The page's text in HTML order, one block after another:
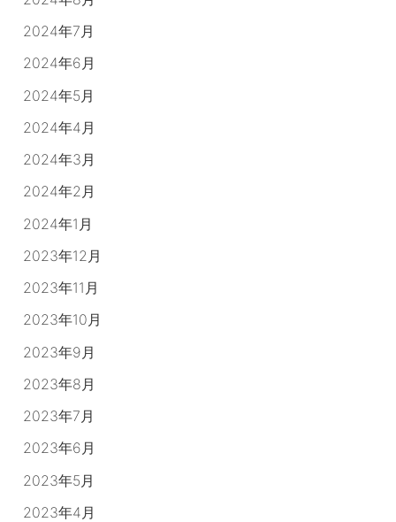
2024年7月
2024年6月
2024年5月
2024年4月
2024年3月
2024年2月
2024年1月
2023年12月
2023年11月
2023年10月
2023年9月
2023年8月
2023年7月
2023年6月
2023年5月
2023年4月